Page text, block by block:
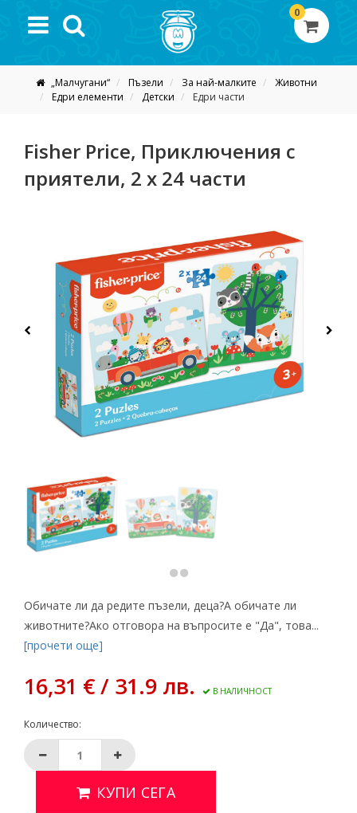
0
„Малчугани“ Пъзели За най-малките
Животни
Едри елементи
Детски Eдри части
Fisher Price, Приключения с
приятели, 2 х 24 части
Обичате ли да редите пъзели, деца?А обичате ли
животните?Ако отговора на въпросите е "Да", това...
[прочети още]
16,31 € / 31.9 лв. В НАЛИЧНОСТ
Количество:
КУПИ СЕГА